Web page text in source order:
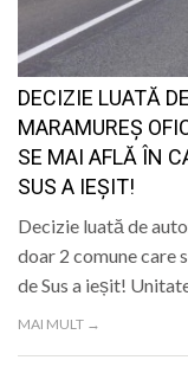
DECIZIE LUATĂ
MARAMUREȘ
SE MAI AFLĂ ÎN
SUS A IEȘIT!
Decizie luată de
doar 2 comune care
de Sus a ieșit!
MAI MULT →